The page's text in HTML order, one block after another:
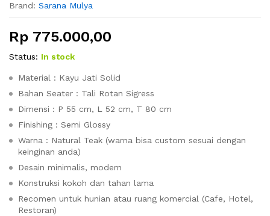
Brand: Sarana Mulya
Rp 775.000,00
Status: In stock
Material : Kayu Jati Solid
Bahan Seater : Tali Rotan Sigress
Dimensi : P 55 cm, L 52 cm, T 80 cm
Finishing : Semi Glossy
Warna : Natural Teak (warna bisa custom sesuai dengan
keinginan anda)
Desain minimalis, modern
Konstruksi kokoh dan tahan lama
Recomen untuk hunian atau ruang komercial (Cafe, Hotel,
Restoran)